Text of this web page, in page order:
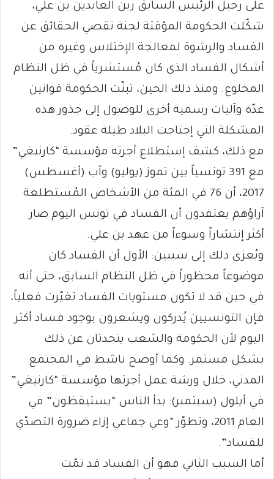
على رحيل الرئيس السابق زين العابدين بن علي،
شكّلت الحكومة المؤقتة لجنة تقصي الحقائق عن
الفساد والرشوة لمعالجة الإختلاس وغيره من
أشكال الفساد الذي كان مُستشرياً في ظل النظام
المخلوع. ومنذ ذلك الحين، تبنّت الحكومة قوانين
عدّة وآليات رسمية أخرى للوصول إلى جذور هذه
المشكلة التي إجتاحت البلاد طيلة عقود.
مع ذلك، كشف إستطلاع أجرته مؤسسة “كارنيغي”
مع 391 تونسياً بين تموز (يوليو) وآب (أغسطس)
2017، أن 76 في المئة من الأشخاص المُستطلعة
آراؤهم يعتقدون أن الفساد في تونس اليوم صار
أكثر إنتشاراً وسوءاً من عهد بن علي.
ويُعزى ذلك إلى سببين: الأول أن الفساد كان
موضوعاً محظوراً في ظل النظام السابق، حتى أنه
في حين قد لا تكون مستويات الفساد تغيّرت فعلياً،
فإن التونسيين يُدركون ويشعرون بوجود فساد أكثر
اليوم لأن الحكومة والشعب يتحدثان عن ذلك
بشكل مستمر. وكما أوضح ناشط في المجتمع
المدني، خلال ورشة عمل أجرتها مؤسسة “كارنيغي”
في أيلول (سبتمبر): بدأ الناس “يستيقظون” في
العام 2011، وتطوّر “وعي جماعي إزاء ضرورة التصدّي
للفساد”.
أما السبب الثاني فهو أن الفساد قد تمّت